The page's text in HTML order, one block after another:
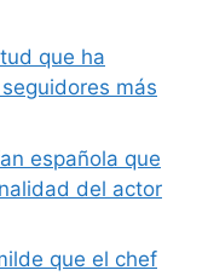
que ha
más
española que
del actor
que el chef